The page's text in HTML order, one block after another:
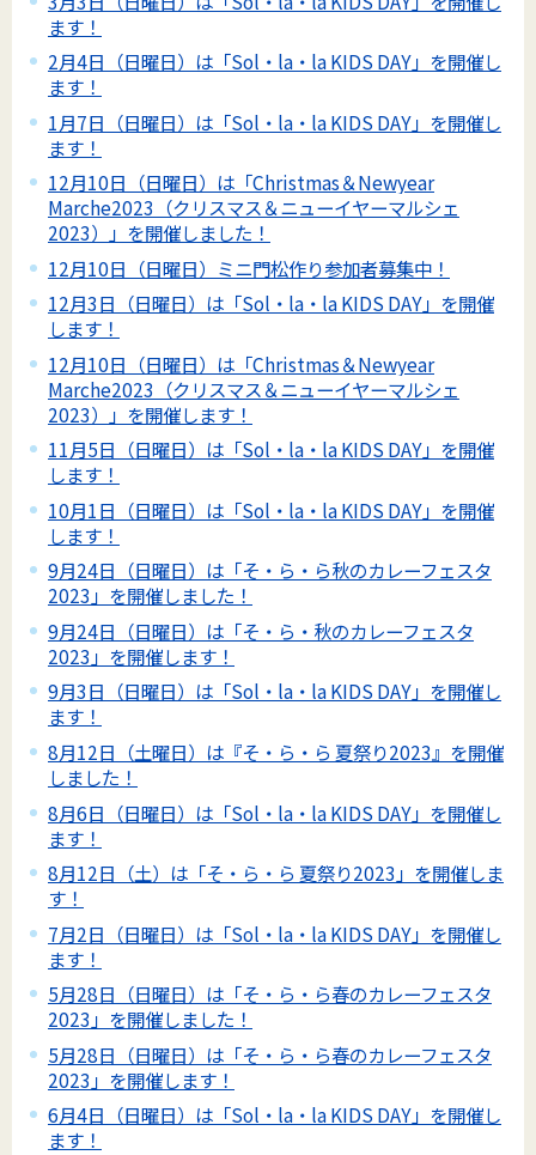
ます！
2月4日（日曜日）は「Sol・la・la KIDS DAY」を開催し
ます！
1月7日（日曜日）は「Sol・la・la KIDS DAY」を開催し
ます！
12月10日（日曜日）は「Christmas＆Newyear
Marche2023（クリスマス＆ニューイヤーマルシェ
2023）」を開催しました！
12月10日（日曜日）ミニ門松作り参加者募集中！
12月3日（日曜日）は「Sol・la・la KIDS DAY」を開催
します！
12月10日（日曜日）は「Christmas＆Newyear
Marche2023（クリスマス＆ニューイヤーマルシェ
2023）」を開催します！
11月5日（日曜日）は「Sol・la・la KIDS DAY」を開催
します！
10月1日（日曜日）は「Sol・la・la KIDS DAY」を開催
します！
9月24日（日曜日）は「そ・ら・ら秋のカレーフェスタ
2023」を開催しました！
9月24日（日曜日）は「そ・ら・秋のカレーフェスタ
2023」を開催します！
9月3日（日曜日）は「Sol・la・la KIDS DAY」を開催し
ます！
8月12日（土曜日）は『そ・ら・ら 夏祭り2023』を開催
しました！
8月6日（日曜日）は「Sol・la・la KIDS DAY」を開催し
ます！
8月12日（土）は「そ・ら・ら 夏祭り2023」を開催しま
す！
7月2日（日曜日）は「Sol・la・la KIDS DAY」を開催し
ます！
5月28日（日曜日）は「そ・ら・ら春のカレーフェスタ
2023」を開催しました！
5月28日（日曜日）は「そ・ら・ら春のカレーフェスタ
2023」を開催します！
6月4日（日曜日）は「Sol・la・la KIDS DAY」を開催し
ます！